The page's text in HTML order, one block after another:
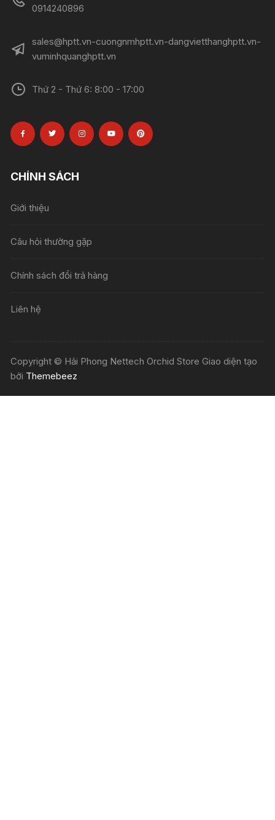
0914240896​​​​​​​
sales@hptt.vn-cuongnmhptt.vn-dangvietthanghptt.vn-
vuminhquanghptt.vn
Thứ 2 - Thứ 6: 8:00 - 17:00
CHÍNH SÁCH
Giới thiệu
Câu hỏi thường gặp
Chính sách đổi trả hàng
Liên hệ
Copyright © Hải Phong Nettech Orchid Store Giao diện tạo
bởi Themebeez